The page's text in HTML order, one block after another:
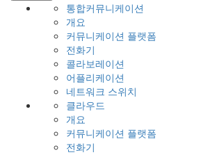
통합커뮤니케이션
개요
커뮤니케이션 플랫폼
전화기
콜라보레이션
어플리케이션
네트워크 스위치
클라우드
개요
커뮤니케이션 플랫폼
전화기